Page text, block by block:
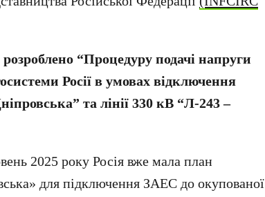
“Процедуру подачі напруги
Росії в умовах відключення
та лінії 330 кВ “Л-243 –
2025 року Росія вже мала план
для підключення ЗАЕС до окупованої